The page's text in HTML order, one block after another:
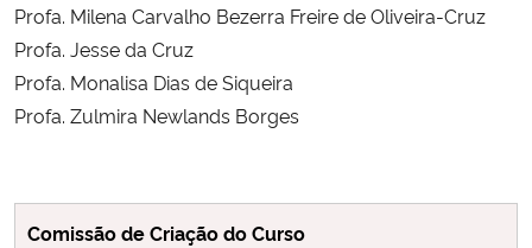
Profa. Milena Carvalho Bezerra Freire de Oliveira-Cruz
Profa. Jesse da Cruz
Profa. Monalisa Dias de Siqueira
Profa. Zulmira Newlands Borges
Comissão de Criação do Curso